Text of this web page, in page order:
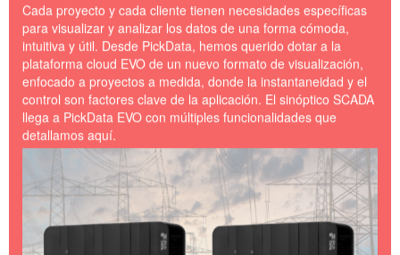
Cada proyecto y cada cliente tienen necesidades específicas
para visualizar y analizar los datos de una forma cómoda,
intuitiva y útil. Desde PickData, hemos querido dotar a la
plataforma cloud EVO de un nuevo formato de visualización,
enfocado a proyectos a medida, donde la instantaneidad y el
control son factores clave de la aplicación. El sinóptico SCADA
llega a PickData EVO con múltiples funcionalidades que
detallamos aquí.